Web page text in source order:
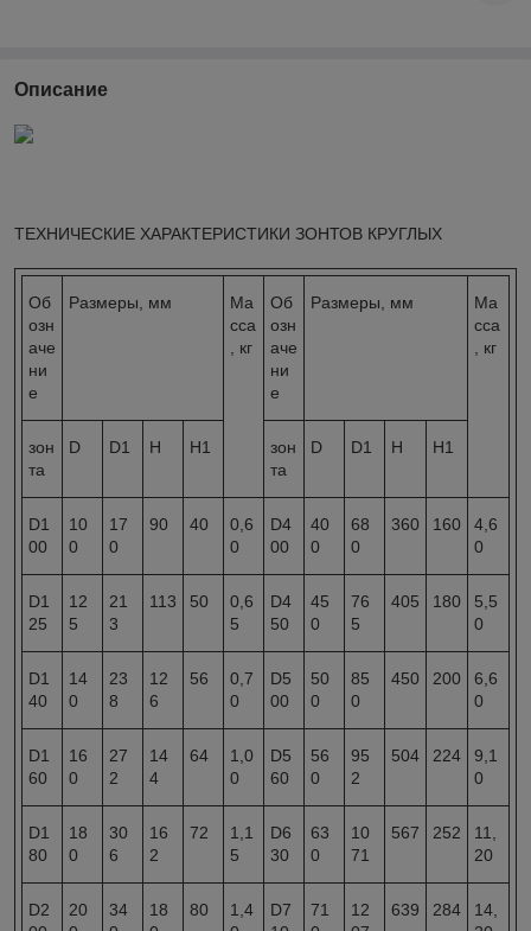
Описание
ТЕХНИЧЕСКИЕ ХАРАКТЕРИСТИКИ ЗОНТОВ КРУГЛЫХ
Об
озн
аче
ни
е
Размеры, мм
Ма
сса
, кг
Об
озн
аче
ни
е
Размеры, мм
Ма
сса
, кг
зон
та
D D1 Н Н1
зон
та
D D1 Н Н1
D1
00
10
0
17
0
90 40
0,6
0
D4
00
40
0
68
0
360 160
4,6
0
D1
25
12
5
21
3
113 50
0,6
5
D4
50
45
0
76
5
405 180
5,5
0
D1
40
14
0
23
8
12
6
56
0,7
0
D5
00
50
0
85
0
450 200
6,6
0
D1
60
16
0
27
2
14
4
64
1,0
0
D5
60
56
0
95
2
504 224
9,1
0
D1
80
18
0
30
6
16
2
72
1,1
5
D6
30
63
0
10
71
567 252
11,
20
D2
20
34
18
80
1,4
D7
71
12
639 284
14,